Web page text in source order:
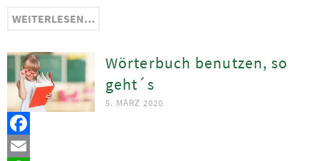
WEITERLESEN…
Wörterbuch benutzen, so
geht´s
5. MÄRZ 2020
Facebook